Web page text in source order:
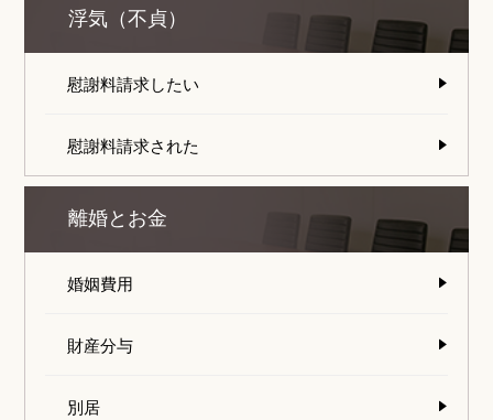
浮気（不貞）
慰謝料請求したい
慰謝料請求された
離婚とお金
婚姻費用
財産分与
別居